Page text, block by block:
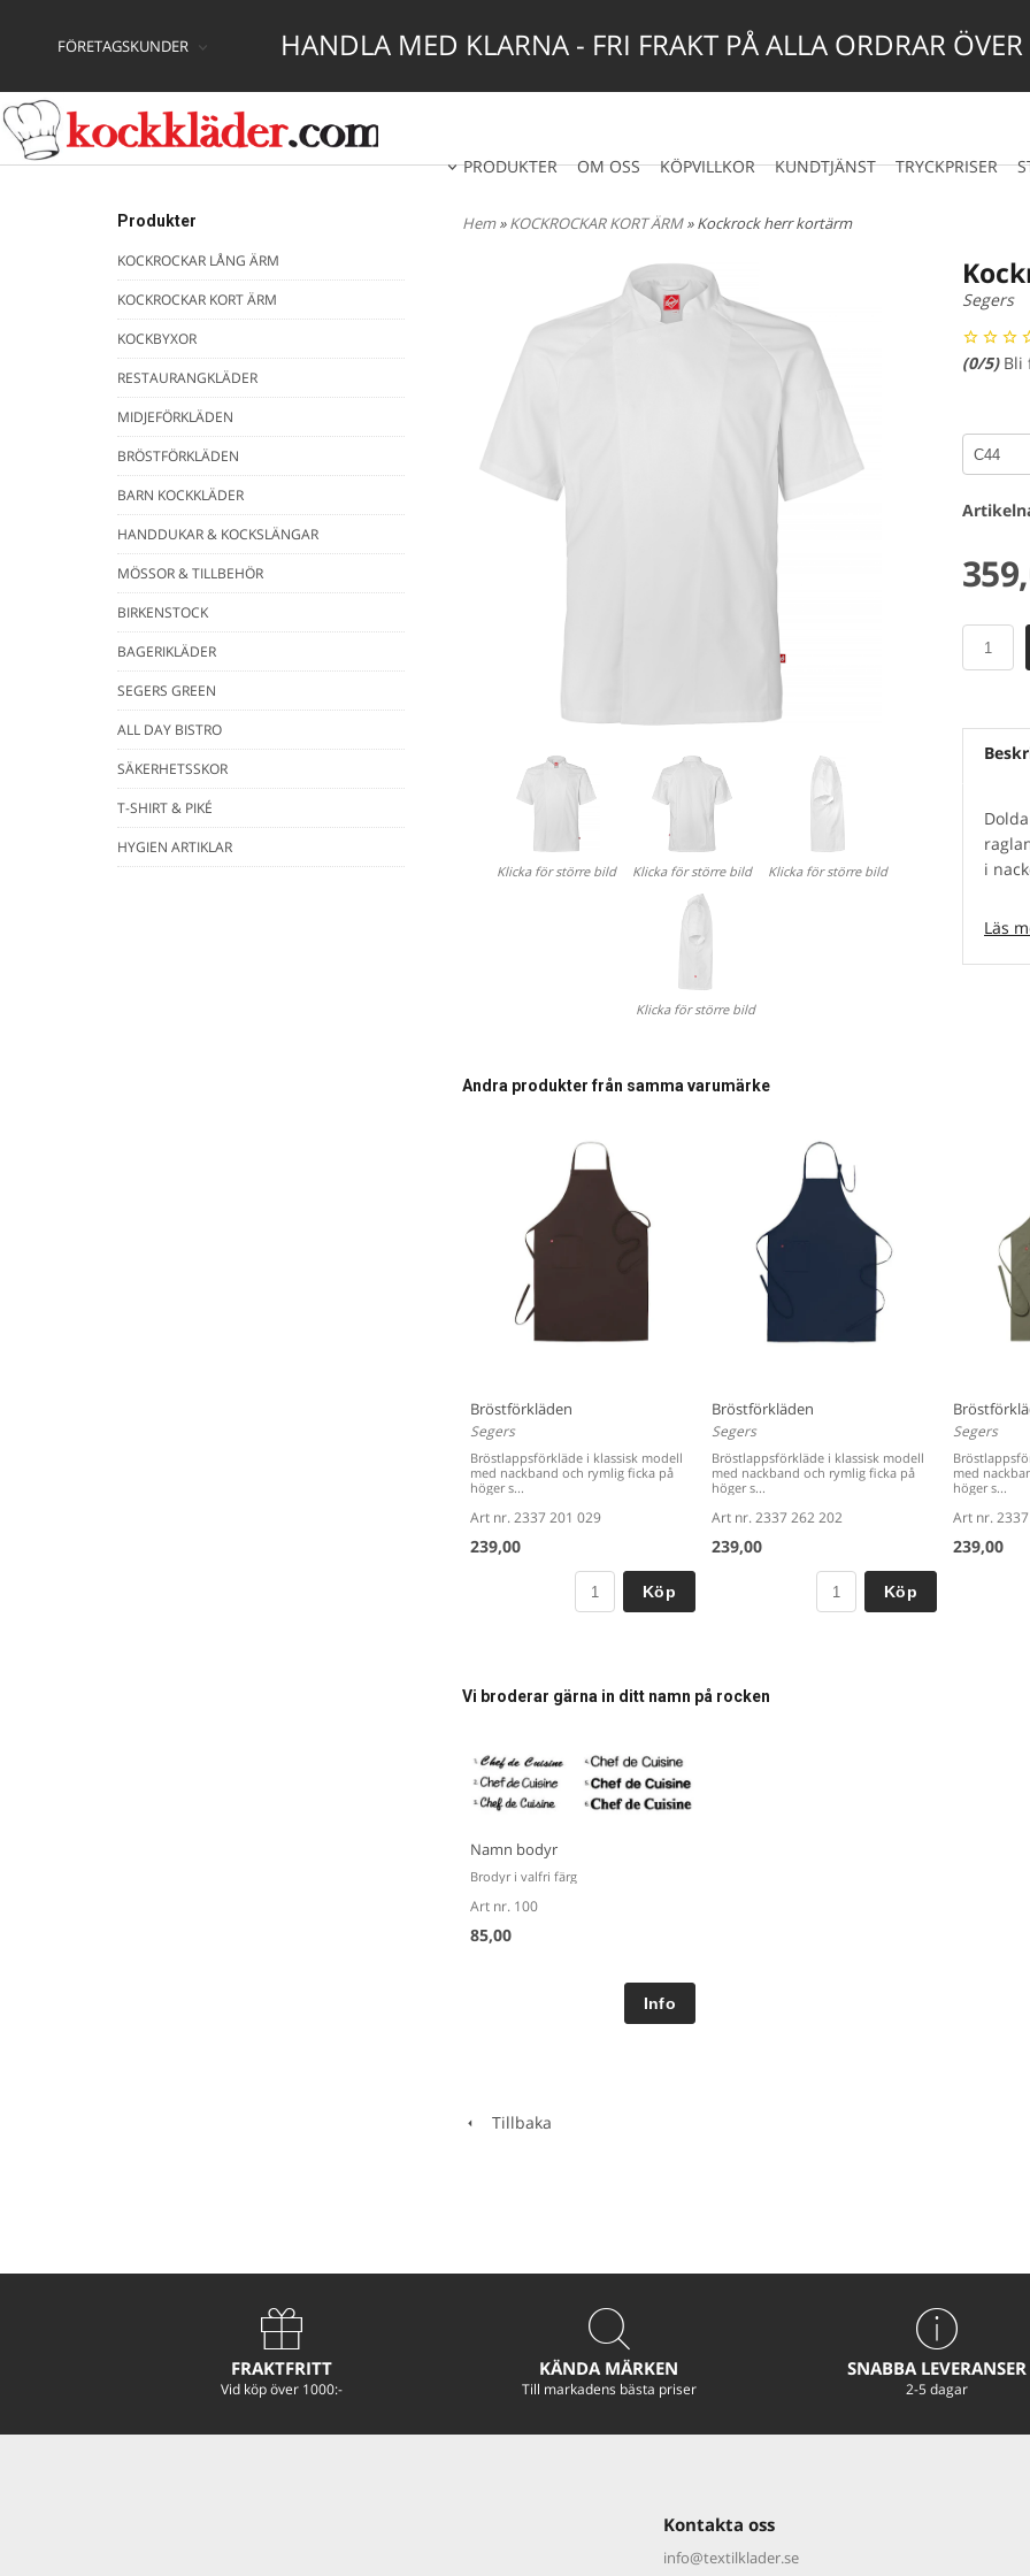
FÖRETAGSKUNDER HANDLA MED KLARNA - FRI FRAKT PÅ ALLA ORDRAR
PRODUKTER OM OSS KÖPVILLKOR KUNDTJÄNST TRYCKPRISER
Produkter
KOCKROCKAR LÅNG ÄRM
KOCKROCKAR KORT ÄRM
KOCKBYXOR
RESTAURANGKLÄDER
MIDJEFÖRKLÄDEN
BRÖSTFÖRKLÄDEN
BARN KOCKKLÄDER
HANDDUKAR & KOCKSLÄNGAR
MÖSSOR & TILLBEHÖR
BIRKENSTOCK
BAGERIKLÄDER
SEGERS GREEN
ALL DAY BISTRO
SÄKERHETSSKOR
T-SHIRT & PIKÉ
HYGIEN ARTIKLAR
Hem»KOCKROCKAR KORT ÄRM» Kockrock herr kortärm
Klicka för större bild Klicka för större bild Klicka för större bild
Klicka för större bild
Segers
(0/5) Bli
i
Färg:
Läs
Andra produkter från samma varumärke
Bröstförkläden
Segers
Bröstlappsförkläde i klassisk modell
med nackband och rymlig ficka på
höger s...
Art nr. 2337 201 029
239,00
Köp
Bröstförkläden
Segers
Bröstlappsförkläde i klassisk modell
med nackband och rymlig ficka på
höger s...
Art nr. 2337 262 202
239,00
Köp
Segers
med
höger s...
Art nr.
239,00
Vi broderar gärna in ditt namn på rocken
Namn bodyr
Brodyr i valfri färg
Art nr. 100
85,00
Tillbaka
FRAKTFRITT
Vid köp över 1000:-
KÄNDA MÄRKEN
Till markadens bästa priser
SNABBA LEVERANSER
2-5 dagar
Kontakta oss
info@textilklader.se